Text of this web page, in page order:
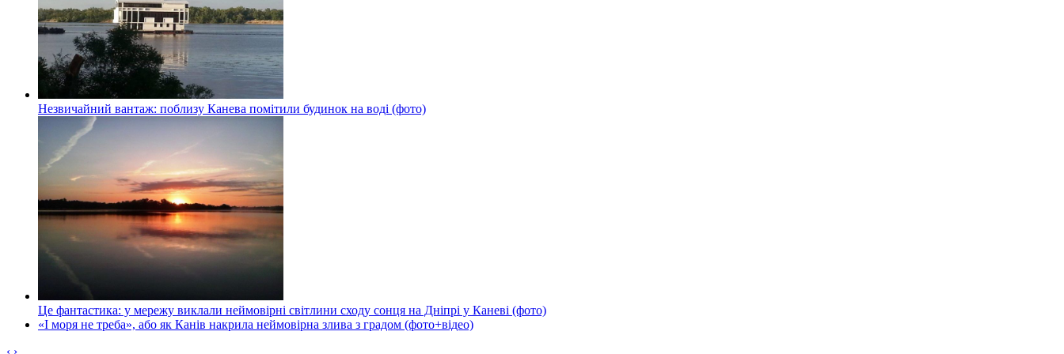
Незвичайний вантаж: поблизу Канева помітили будинок на воді (фото)
Це фантастика: у мережу виклали неймовірні світлини сходу сонця на Дніпрі у Каневі (фото)
«І моря не треба», або як Канів накрила неймовірна злива з градом (фото+відео)